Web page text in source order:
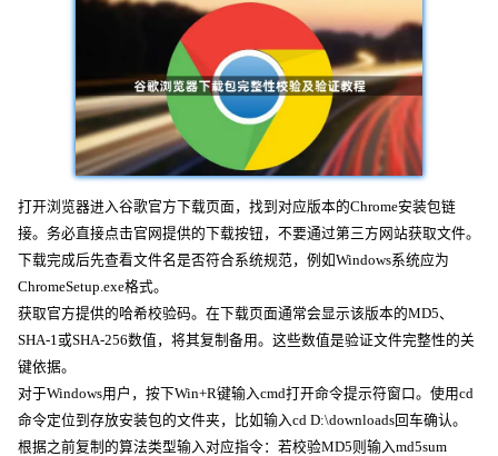
打开浏览器进入谷歌官方下载页面，找到对应版本的Chrome安装包链
接。务必直接点击官网提供的下载按钮，不要通过第三方网站获取文件。
下载完成后先查看文件名是否符合系统规范，例如Windows系统应为
ChromeSetup.exe格式。
获取官方提供的哈希校验码。在下载页面通常会显示该版本的MD5、
SHA-1或SHA-256数值，将其复制备用。这些数值是验证文件完整性的关
键依据。
对于Windows用户，按下Win+R键输入cmd打开命令提示符窗口。使用cd
命令定位到存放安装包的文件夹，比如输入cd D:\downloads回车确认。
根据之前复制的算法类型输入对应指令：若校验MD5则输入md5sum